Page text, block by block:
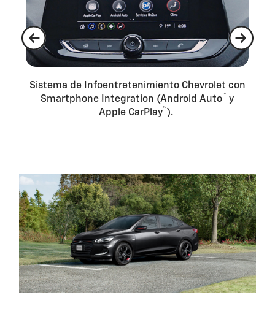
Sistema de Infoentretenimiento Chevrolet con
Smartphone Integration (Android Auto™ y
Apple CarPlay™).